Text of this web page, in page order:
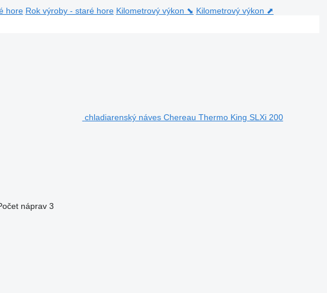
hore Rok výroby - staré hore Kilometrový výkon ⬊ Kilometrový výkon ⬈
chladiarenský náves Chereau Thermo King SLXi 200
náprav 3